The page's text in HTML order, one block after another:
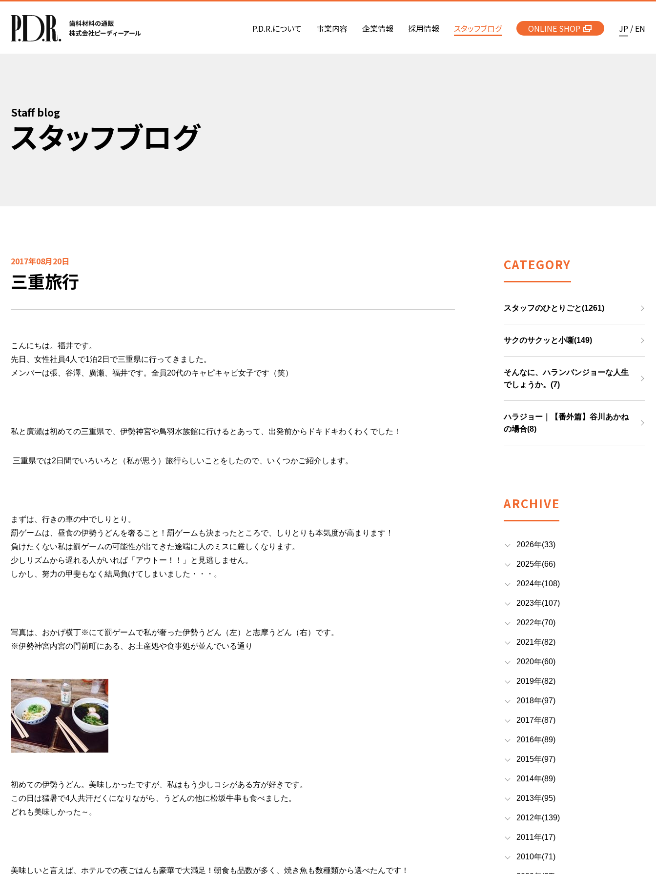
P.D.R.について 事業内容 企業情報 採用情報 スタッフブログ ONLINE SHOP JP / EN
Staff blog
スタッフブログ
2017年08月20日
三重旅行
こんにちは。福井です。
先日、女性社員4人で1泊2日で三重県に行ってきました。
メンバーは張、谷澤、廣瀬、福井です。全員20代のキャピキャピ女子です（笑）
私と廣瀬は初めての三重県で、伊勢神宮や鳥羽水族館に行けるとあって、出発前からドキドキわくわくでした！
三重県では2日間でいろいろと（私が思う）旅行らしいことをしたので、いくつかご紹介します。
まずは、行きの車の中でしりとり。
罰ゲームは、昼食の伊勢うどんを奢ること！罰ゲームも決まったところで、しりとりも本気度が高まります！
負けたくない私は罰ゲームの可能性が出てきた途端に人のミスに厳しくなります。
少しリズムから遅れる人がいれば「アウトー！！」と見逃しません。
しかし、努力の甲斐もなく結局負けてしまいました・・・。
写真は、おかげ横丁※にて罰ゲームで私が奢った伊勢うどん（左）と志摩うどん（右）です。
※伊勢神宮内宮の門前町にある、お土産処や食事処が並んでいる通り
初めての伊勢うどん。美味しかったですが、私はもう少しコシがある方が好きです。
この日は猛暑で4人共汗だくになりながら、うどんの他に松坂牛串も食べました。
どれも美味しかった～。
美味しいと言えば、ホテルでの夜ごはんも豪華で大満足！朝食も品数が多く、焼き魚も数種類から選べたんです！
CATEGORY
スタッフのひとりごと(1261)
サクのサクッと小噺(149)
そんなに、ハランバンジョーな人生
でしょうか。(7)
ハラジョー｜【番外篇】谷川あかね
の場合(8)
ARCHIVE
2026年(33)
2025年(66)
2024年(108)
2023年(107)
2022年(70)
2021年(82)
2020年(60)
2019年(82)
2018年(97)
2017年(87)
2016年(89)
2015年(97)
2014年(89)
2013年(95)
2012年(139)
2011年(17)
2010年(71)